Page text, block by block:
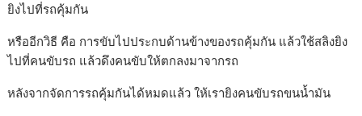
ยิงไปที่รถคุ้มกัน
หรืออีกวิธี คือ การขับไปประกบด้านข้างของรถคุ้มกัน แล้วใช้สลิงยิง
ไปที่คนขับรถ แล้วดึงคนขับให้ตกลงมาจากรถ
หลังจากจัดการรถคุ้มกันได้หมดแล้ว ให้เรายิงคนขับรถขนน้ำมัน